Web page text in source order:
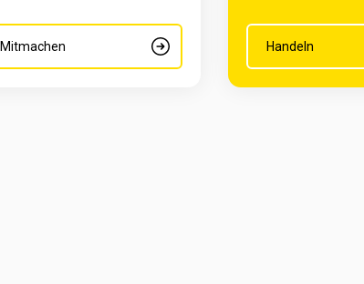
Mitmachen Handeln